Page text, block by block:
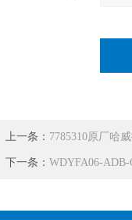
上一条： 7785310原厂哈
下一条： WDYFA06-